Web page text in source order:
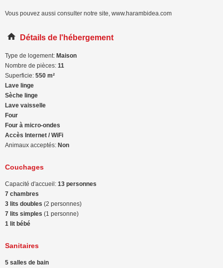
Vous pouvez aussi consulter notre site, www.harambidea.com
Détails de l'hébergement
Type de logement: Maison
Nombre de pièces: 11
Superficie: 550 m²
Lave linge
Sèche linge
Lave vaisselle
Four
Four à micro-ondes
Accès Internet / WiFi
Animaux acceptés: Non
Couchages
Capacité d'accueil: 13 personnes
7 chambres
3 lits doubles (2 personnes)
7 lits simples (1 personne)
1 lit bébé
Sanitaires
5 salles de bain